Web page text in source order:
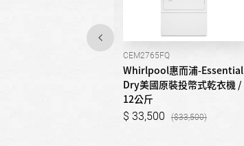
CEM2765FQ
Whirlpool惠而浦-Essential
Dry美國原裝投幣式乾衣機 /
12公斤
33,500 33,500